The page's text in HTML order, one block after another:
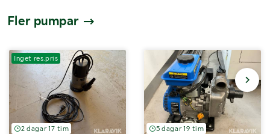
Fler pumpar
Inget res.pris
2 dagar 17 tim 5 dagar 19 tim